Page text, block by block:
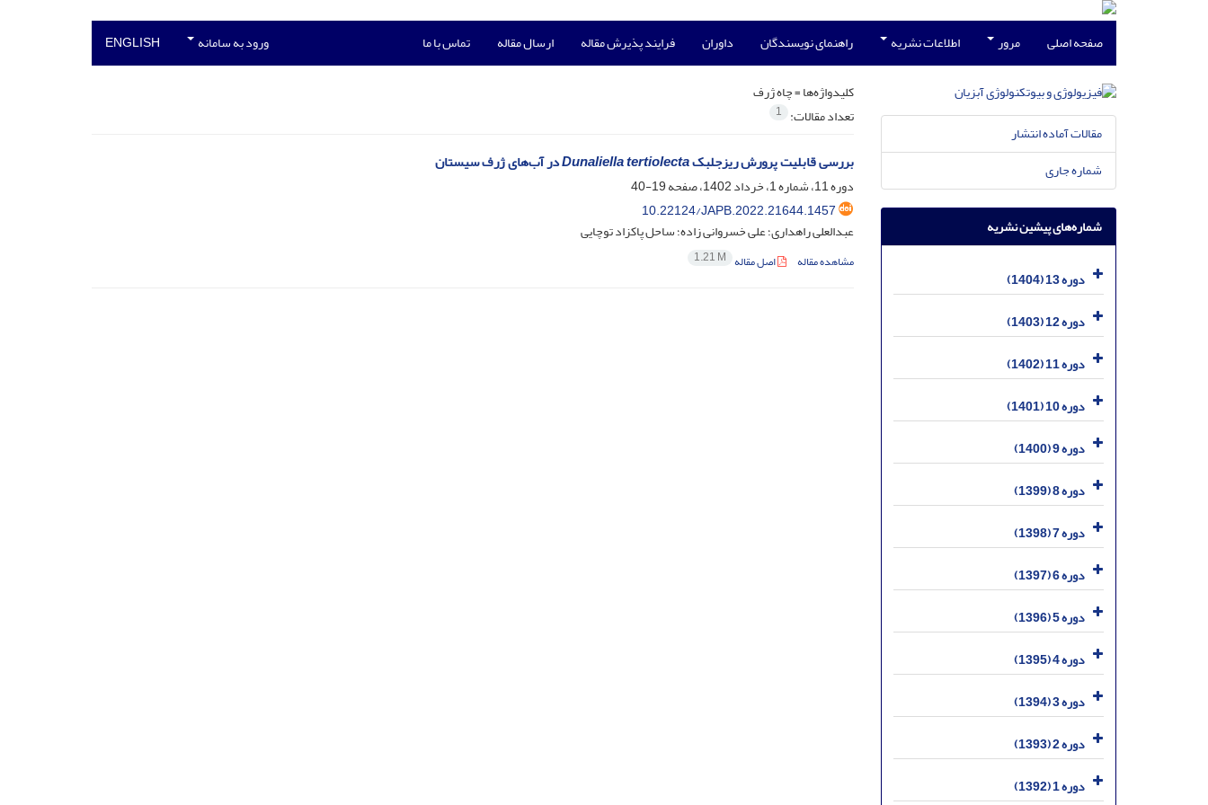
صفحه اصلی مرور اطلاعات نشریه راهنمای نویسندگان داوران فرایند پذیرش مقاله ارسال مقاله تماس با ما ورود به سامانه ENGLISH
کلیدواژه‌ها =چاه ژرف
تعداد مقالات: 1
بررسی قابلیت پرورش ریزجلبکDunaliella tertiolectaدر آب‌های ژرف سیستان
دوره 11، شماره 1، خرداد 1402، صفحه
19-40
10.22124/JAPB.2022.21644.1457
عبدالعلی راهداری؛ علی خسروانی زاده؛ ساحل پاکزاد توچایی
مشاهده مقاله اصل مقاله 1.21 M
مقالات آماده انتشار
شماره جاری
شماره‌های پیشین نشریه
دوره 13 (1404)
دوره 12 (1403)
دوره 11 (1402)
دوره 10 (1401)
دوره 9 (1400)
دوره 8 (1399)
دوره 7 (1398)
دوره 6 (1397)
دوره 5 (1396)
دوره 4 (1395)
دوره 3 (1394)
دوره 2 (1393)
دوره 1 (1392)